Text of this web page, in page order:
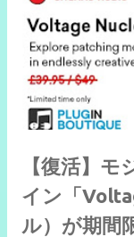
【復活】
イン「
ル）が期間